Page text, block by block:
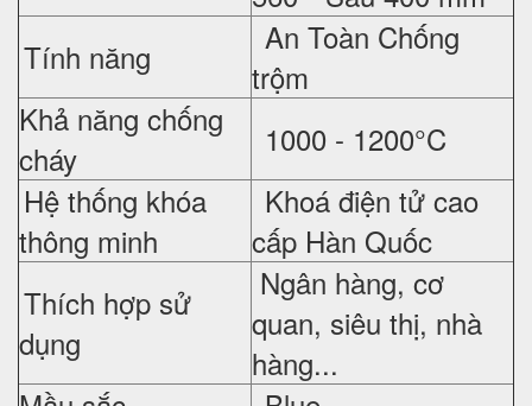
Tính năng
An Toàn Chống
trộm
Khả năng chống
cháy
1000 - 1200°C
Hệ thống khóa
thông minh
Khoá điện tử cao
cấp Hàn Quốc
Thích hợp sử
dụng
Ngân hàng, cơ
quan, siêu thị, nhà
hàng...